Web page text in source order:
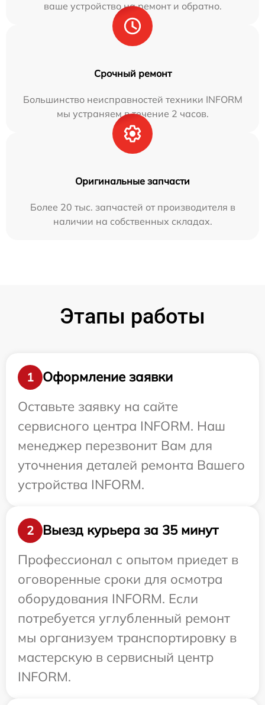
ваше устройство на ремонт и обратно.
Срочный ремонт
Большинство неисправностей техники INFORM
мы устраняем в течение 2 часов.
Оригинальные запчасти
Более 20 тыс. запчастей от производителя в
наличии на собственных складах.
Этапы работы
1
Оформление заявки
Оставьте заявку на сайте
сервисного центра INFORM. Наш
менеджер перезвонит Вам для
уточнения деталей ремонта Вашего
устройства INFORM.
2
Выезд курьера за 35 минут
Профессионал с опытом приедет в
оговоренные сроки для осмотра
оборудования INFORM. Если
потребуется углубленный ремонт
мы организуем транспортировку в
мастерскую в сервисный центр
INFORM.